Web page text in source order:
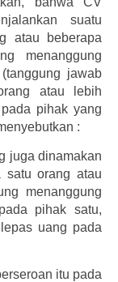
suatu
atau beberapa
menanggung
jawab
atau lebih
pihak yang
:
juga dinamakan
satu orang atau
menanggung
pihak satu,
uang pada
itu pada